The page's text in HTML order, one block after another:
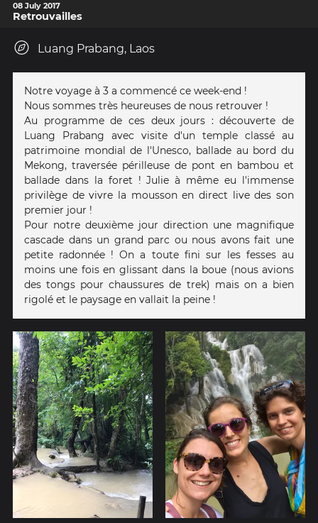
08 July 2017
Retrouvailles
Luang Prabang, Laos
Notre voyage à 3 a commencé ce week-end !
Nous sommes très heureuses de nous retrouver !
Au programme de ces deux jours : découverte de
Luang Prabang avec visite d'un temple classé au
patrimoine mondial de l'Unesco, ballade au bord du
Mekong, traversée périlleuse de pont en bambou et
ballade dans la foret ! Julie à même eu l'immense
privilège de vivre la mousson en direct live des son
premier jour !
Pour notre deuxième jour direction une magnifique
cascade dans un grand parc ou nous avons fait une
petite radonnée ! On a toute fini sur les fesses au
moins une fois en glissant dans la boue (nous avions
des tongs pour chaussures de trek) mais on a bien
rigolé et le paysage en vallait la peine !